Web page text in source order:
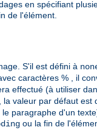
en spécifiant
de l'élément.
S'il est défini à
caractères % , il
effectué (à utiliser
, la valeur par défaut est
paragraphe d'un
ou la fin de